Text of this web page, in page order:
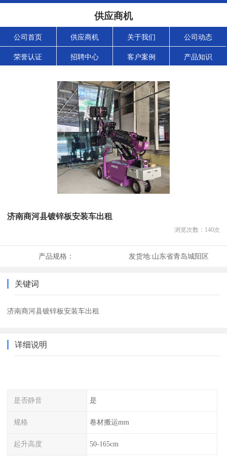
供应商机
公司首页 供应商机 关于我们 公司动态
荣誉认证 招聘中心 客户案例 产品知识
济南商河县镀锌板安装车出租
浏览次数： 140次
产品规格： 发货地:山东省青岛城阳区
关键词
济南商河县镀锌板安装车出租
详细说明
是否静音 是
规格 卷材搬运mm
起升高度 50-165cm